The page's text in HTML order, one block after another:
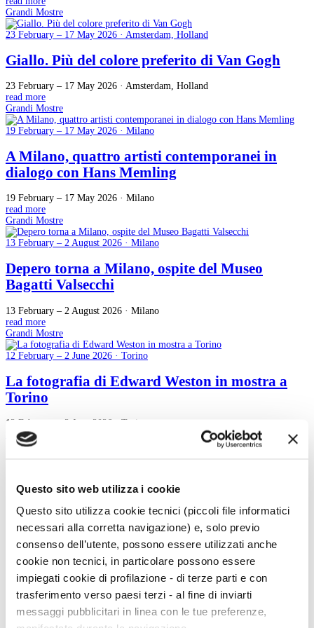
Questo sito web utilizza i cookie
Questo sito utilizza cookie tecnici (piccoli file informatici
necessari alla corretta navigazione) e, solo previo
consenso dell’utente, possono essere utilizzati anche
cookie non tecnici, in particolare possono essere
impiegati cookie di profilazione - di terze parti e con
trasferimento verso paesi terzi - al fine di inviarti
messaggi pubblicitari in linea con le tue preferenze,
Grandi Mostre
23 February – 17 May 2026 · Amsterdam, Holland
Giallo. Più del colore preferito di Van Gogh
23 February – 17 May 2026 · Amsterdam, Holland
read more
Grandi Mostre
19 February – 17 May 2026 · Milano
A Milano, quattro artisti contemporanei in
dialogo con Hans Memling
19 February – 17 May 2026 · Milano
read more
Grandi Mostre
13 February – 2 August 2026 · Milano
Depero torna a Milano, ospite del Museo
Bagatti Valsecchi
13 February – 2 August 2026 · Milano
read more
Grandi Mostre
12 February – 2 June 2026 · Torino
La fotografia di Edward Weston in mostra a
Torino
12 February – 2 June 2026 · Torino
read more
6
8
9
11
12
14